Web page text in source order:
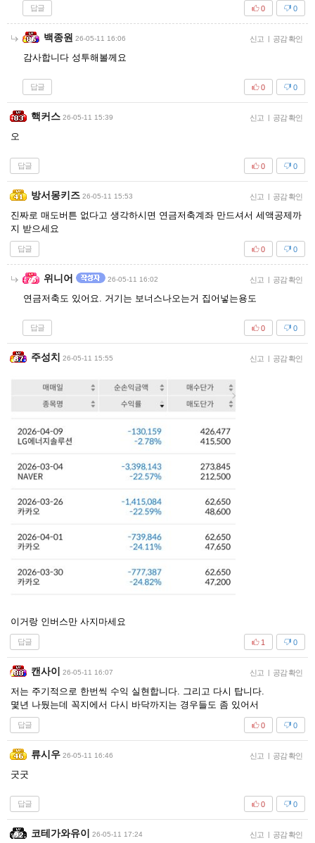
답글 0
0
백종원 26-05-11 16:06 신고 | 공감 확인
감사합니다 성투해볼께요
답글 0
0
핵커스 26-05-11 15:39 신고 | 공감 확인
오
답글 0
0
방서몽키즈 26-05-11 15:53 신고 | 공감 확인
진짜로 매도버튼 없다고 생각하시면 연금저축계좌 만드셔서 세액공제까
지 받으세요
답글 0
0
위니어 26-05-11 16:02 신고 | 공감 확인
연금저축도 있어요. 거기는 보너스나오는거 집어넣는용도
답글 0
0
주성치 26-05-11 15:55 신고 | 공감 확인
이거랑 인버스만 사지마세요
답글 0
1
캔사이 26-05-11 16:07 신고 | 공감 확인
저는 주기적으로 한번씩 수익 실현합니다. 그리고 다시 탑니다.
몇년 나뒀는데 꼭지에서 다시 바닥까지는 경우들도 좀 있어서
답글 0
0
류시우 26-05-11 16:46 신고 | 공감 확인
굿굿
답글 0
0
코테가와유이 26-05-11 17:24 신고 | 공감 확인